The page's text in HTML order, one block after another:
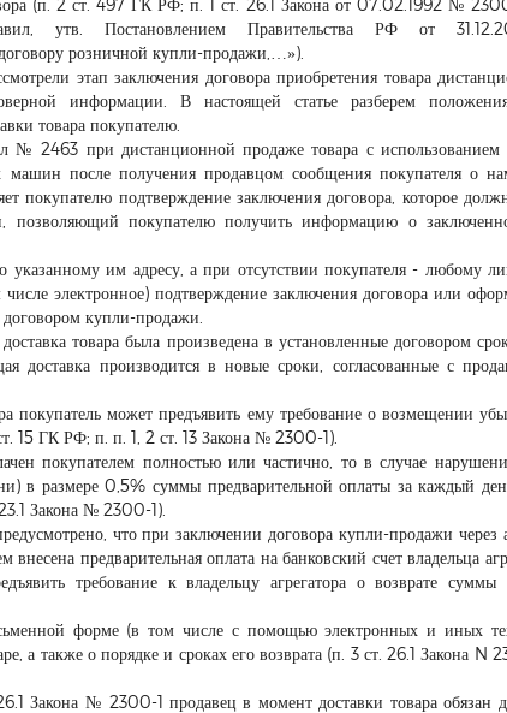
(п. 2 ст. 497 ГК РФ; п. 1 ст. 26.1 Закона от 07.02.1992 №
утв. Постановлением Правительства РФ от
розничной купли-продажи,…»).
этап заключения договора приобретения товара
информации. В настоящей статье разберем положения
товара покупателю.
№ 2463 при дистанционной продаже товара с использованием
после получения продавцом сообщения покупателя о
покупателю подтверждение заключения договора, которое
позволяющий покупателю получить информацию о
указанному им адресу, а при отсутствии покупателя - любому
электронное) подтверждение заключения договора или
купли-продажи.
товара была произведена в установленные договором
доставка производится в новые сроки, согласованные с
покупатель может предъявить ему требование о возмещении
15 ГК РФ; п. п. 1, 2 ст. 13 Закона № 2300-1).
покупателем полностью или частично, то в случае
в размере 0,5% суммы предварительной оплаты за каждый
Закона № 2300-1).
что при заключении договора купли-продажи через
предварительная оплата на банковский счет владельца
требование к владельцу агрегатора о возврате
форме (в том числе с помощью электронных и иных
а также о порядке и сроках его возврата (п. 3 ст. 26.1 Закона N
Закона № 2300-1 продавец в момент доставки товара обязан